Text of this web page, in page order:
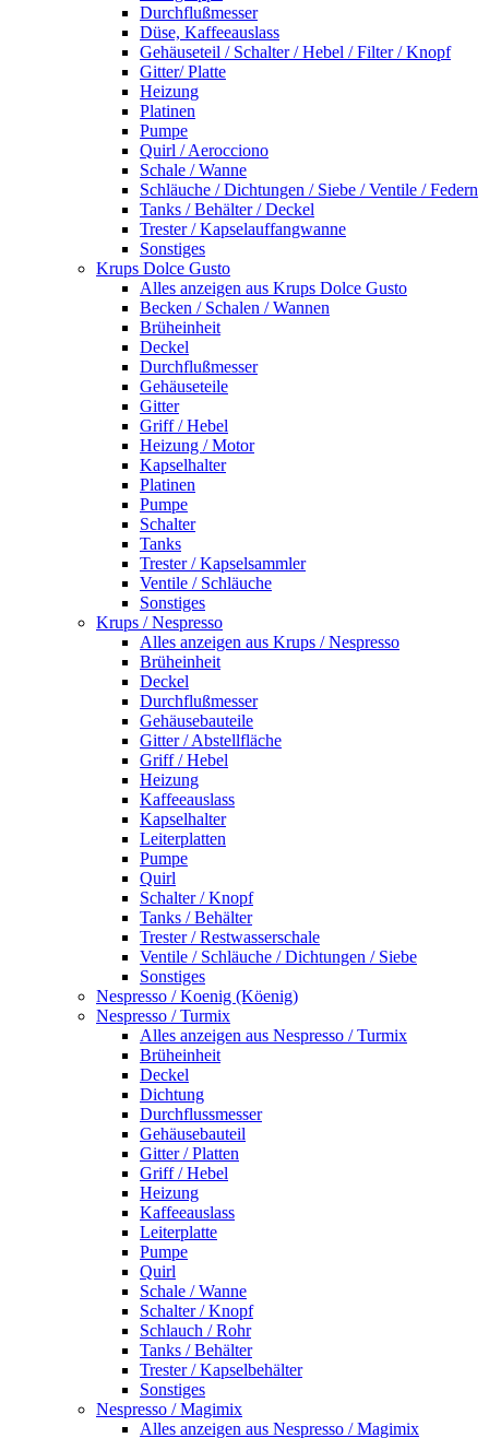
Durchflußmesser
Düse, Kaffeeauslass
Gehäuseteil / Schalter / Hebel / Filter / Knopf
Gitter/ Platte
Heizung
Platinen
Pumpe
Quirl / Aerocciono
Schale / Wanne
Schläuche / Dichtungen / Siebe / Ventile / Federn
Tanks / Behälter / Deckel
Trester / Kapselauffangwanne
Sonstiges
Krups Dolce Gusto
Alles anzeigen aus Krups Dolce Gusto
Becken / Schalen / Wannen
Brüheinheit
Deckel
Durchflußmesser
Gehäuseteile
Gitter
Griff / Hebel
Heizung / Motor
Kapselhalter
Platinen
Pumpe
Schalter
Tanks
Trester / Kapselsammler
Ventile / Schläuche
Sonstiges
Krups / Nespresso
Alles anzeigen aus Krups / Nespresso
Brüheinheit
Deckel
Durchflußmesser
Gehäusebauteile
Gitter / Abstellfläche
Griff / Hebel
Heizung
Kaffeeauslass
Kapselhalter
Leiterplatten
Pumpe
Quirl
Schalter / Knopf
Tanks / Behälter
Trester / Restwasserschale
Ventile / Schläuche / Dichtungen / Siebe
Sonstiges
Nespresso / Koenig (Köenig)
Nespresso / Turmix
Alles anzeigen aus Nespresso / Turmix
Brüheinheit
Deckel
Dichtung
Durchflussmesser
Gehäusebauteil
Gitter / Platten
Griff / Hebel
Heizung
Kaffeeauslass
Leiterplatte
Pumpe
Quirl
Schale / Wanne
Schalter / Knopf
Schlauch / Rohr
Tanks / Behälter
Trester / Kapselbehälter
Sonstiges
Nespresso / Magimix
Alles anzeigen aus Nespresso / Magimix